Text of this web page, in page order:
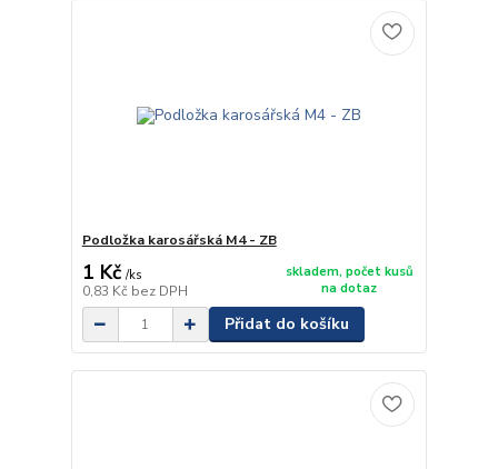
Podložka karosářská M4 - ZB
1 Kč /ks
0,83 Kč bez DPH
skladem, počet kusů
na dotaz
Přidat do košíku